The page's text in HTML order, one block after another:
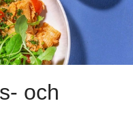
och